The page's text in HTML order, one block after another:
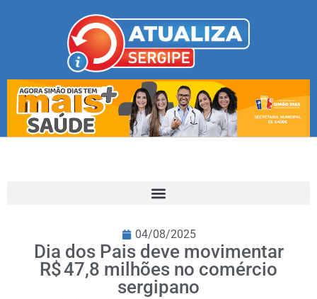
04/08/2025
Dia dos Pais deve movimentar
R$ 47,8 milhões no comércio
sergipano